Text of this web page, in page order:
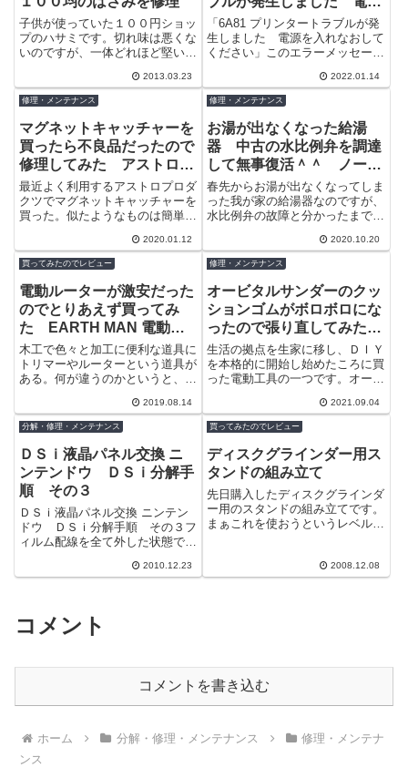
子供が使っていた１００円ショッ
プのハサミです。切れ味は悪くな
いのですが、一体どれほど堅いも
なら接着剤でも良いのだが、ちょ
うど力のか...
2013.03.23
を入れなおしてください」
とエラーを吐く Canon
プリンタ MG6130
「6A81 プリンタートラブルが発
生しました 電源を入れなおして
ください」このエラーメッセージ
った）が発生した場合に出るよう
です。...
2022.01.14
修理・メンテナンス
マグネットキャッチャーを
買ったら不良品だったので
修理してみた アストロプ
ロダクツ
最近よく利用するアストロプロダ
クツでマグネットキャッチャーを
買った。似たようなものは簡単に
すそうだったので買ってみたの
だ。見本品は...
2020.01.12
修理・メンテナンス
お湯が出なくなった給湯
器 中古の水比例弁を調達
して無事復活＾＾ ノーリ
ツ 給湯ボイラー ＯＴＱ
－４０３AＹ
春先からお湯が出なくなってしま
った我が家の給湯器なのですが、
水比例弁の故障と分かったまでは
難。ぬるい水でも春～夏は季節的
に耐えられ...
2020.10.20
買ってみたのでレビュー
電動ルーターが激安だった
のでとりあえず買ってみ
た EARTH MAN 電動ル
ーター PRT-600SCA
木工で色々と加工に便利な道具に
トリマーやルーターという道具が
ある。何が違うのかというと、若
でトリマーはハイパワーという違
いがある。...
2019.08.14
修理・メンテナンス
オービタルサンダーのクッ
ションゴムがボロボロにな
ったので張り直してみた
E-Value EWS-90
生活の拠点を生家に移し、ＤＩＹ
を本格的に開始し始めたころに買
った電動工具の一つです。オービ
使用し始めて久しく使っていなか
った1号機...
2021.09.04
分解・修理・メンテナンス
ＤＳｉ液晶パネル交換 ニ
ンテンドウ ＤＳｉ分解手
順 その３
ＤＳｉ液晶パネル交換 ニンテン
ドウ ＤＳｉ分解手順 その３フ
ィルム配線を全て外した状態です
う。基盤を固定しているネジを取
2010.12.23
買ってみたのでレビュー
ディスクグラインダー用ス
タンドの組み立て
先日購入したディスクグラインダ
ー用のスタンドの組み立てです。
まぁこれを使おうというレベルの
2008.12.08
コメント
コメントを書き込む
ホーム 分解・修理・メンテナンス
修理・メンテナ
ンス